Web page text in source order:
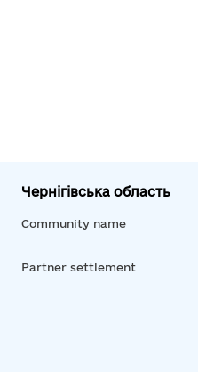
Чернігівська область
Community name
Partner settlement